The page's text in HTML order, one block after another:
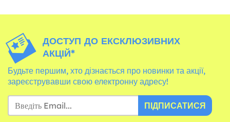
ДОСТУП ДО ЕКСКЛЮЗИВНИХ
АКЦІЙ*
Будьте першим, хто дізнається про новинки та акції,
зареєструвавши свою електронну адресу!
ПІДПИСАТИСЯ